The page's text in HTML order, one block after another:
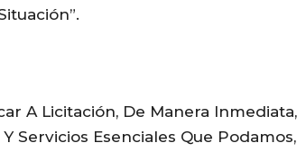
A Licitación, De Manera Inmediata,
Servicios Esenciales Que Podamos,